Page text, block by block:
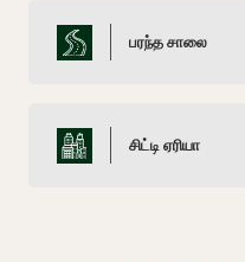
பரந்த சாலை
சிட்டி ஏரியா